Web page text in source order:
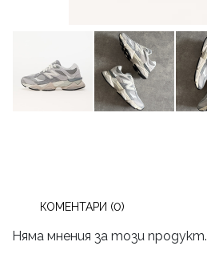
КОМЕНТАРИ (0)
Няма мнения за този продукт.